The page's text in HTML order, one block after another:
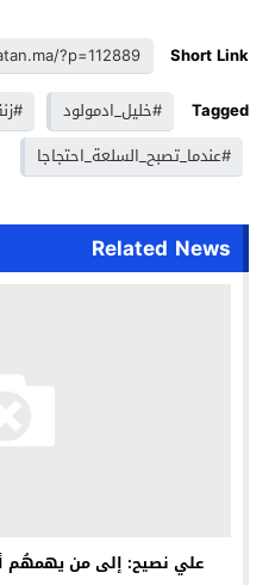
Short Link
Tagged
#خليل_ادمولود
#عندما_تصبح_السلعة_احتجاجا
Related News
علي نصيح: إلى من يهمهُم